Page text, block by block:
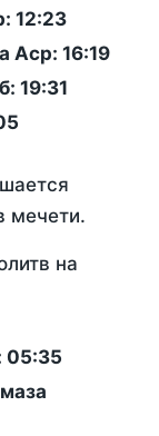
12:23
Аср: 16:19
19:31
мечети.
на
05:35